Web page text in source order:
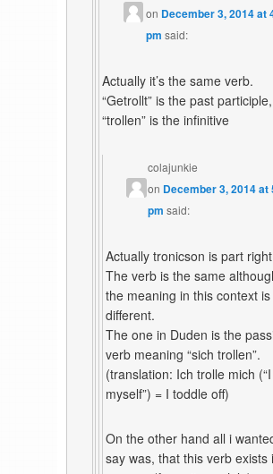
on December 3, 2014 at
pm said:
Actually it’s the same verb.
“Getrollt” is the past participle,
“trollen” is the infinitive
colajunkie
on December 3, 2014 at
pm said:
Actually tronicson is part
The verb is the same
the meaning in this context is
different.
The one in Duden is the
verb meaning “sich trollen”.
(translation: Ich trolle mich
myself”) = I toddle off)
On the other hand all i
say was, that this verb exists